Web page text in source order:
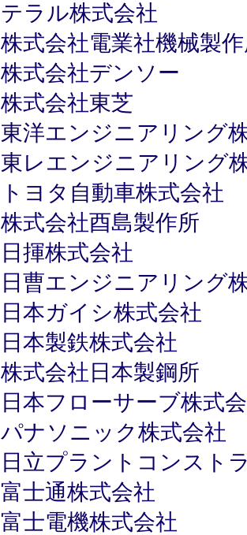
テラル株式会社
株式会社電業社機械製
株式会社デンソー
株式会社東芝
東洋エンジニアリング
東レエンジニアリング
トヨタ自動車株式会社
株式会社酉島製作所
日揮株式会社
日曹エンジニアリング
日本ガイシ株式会社
日本製鉄株式会社
株式会社日本製鋼所
日本フローサーブ株式
パナソニック株式会社
日立プラントコンスト
富士通株式会社
富士電機株式会社